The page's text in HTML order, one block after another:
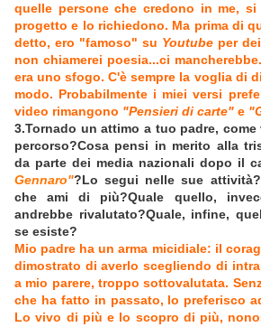
quelle persone che credono in me,
progetto e lo richiedono. Ma prima di
detto, ero "famoso" su Youtube per
non chiamerei poesia...ci
era uno sfogo. C'è sempre la voglia di
modo. Probabilmente i miei versi
video rimangono "Pensieri di carte" e
3.Tornado un attimo a tuo padre,
percorso?Cosa pensi in merito alla
da parte dei media nazionali dopo il
Gennaro"?Lo segui nelle sue
che ami di più?Quale quello,
andrebbe rivalutato?Quale, infine,
se esiste?
Mio padre ha un arma micidiale: il
dimostrato di averlo scegliendo di
a mio parere, troppo sottovalutata.
che ha fatto in passato, lo preferisco
Lo vivo di più e lo scopro di più,